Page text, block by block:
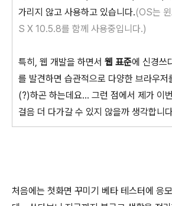
가리지 않고 사용하고 있습니다.(OS는
S X 10.5.8를 함께 사용중입니다.)
특히, 웹 개발을 하면서 웹 표준에 신경쓰
를 발견하면 습관적으로 다양한 브라우저
(?)하곤 하는데요... 그런 점에서 제가 이
걸음 더 다가갈 수 있지 않을까 생각합니
처음에는 첫화면 꾸미기 베타 테스터에 응